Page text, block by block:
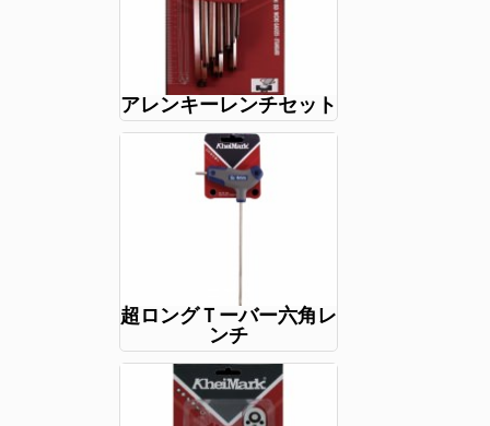
アレンキーレンチセット
超ロングＴーバー六角レ
ンチ